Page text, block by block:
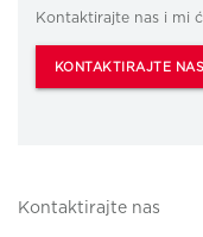
Kontaktirajte nas i mi
KONTAKTIRAJTE NAS
Kontaktirajte nas